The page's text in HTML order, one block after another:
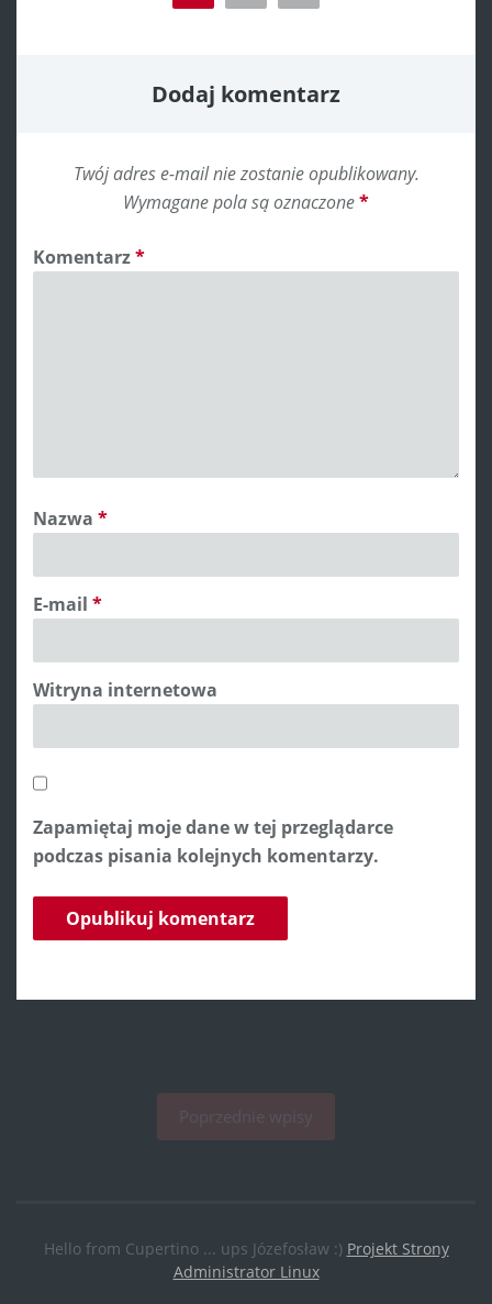
Dodaj komentarz
Twój adres e-mail nie zostanie opublikowany.
Wymagane pola są oznaczone*
Komentarz*
Nazwa *
E-mail *
Witryna internetowa
Zapamiętaj moje dane w tej przeglądarce
podczas pisania kolejnych komentarzy.
Hello from Cupertino ... ups Józefosław :) Projekt Strony
Administrator Linux